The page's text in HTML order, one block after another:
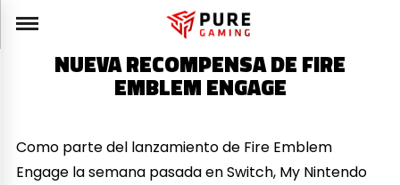
NUEVA RECOMPENSA DE FIRE
EMBLEM ENGAGE
Como parte del lanzamiento de Fire Emblem
Engage la semana pasada en Switch, My Nintendo